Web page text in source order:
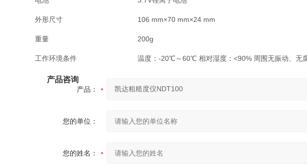
外形尺寸 106 mm×70 mm×24 mm
重量 200g
工作环境条件 温度：-20℃～60℃ 相对湿度：<90% 周围无振动、无
产品咨询
产品：
您的单位：
您的姓名：